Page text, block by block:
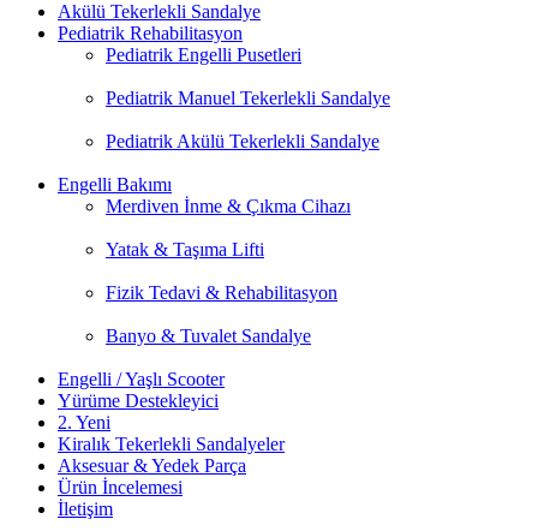
Akülü Tekerlekli Sandalye
Pediatrik Rehabilitasyon
Pediatrik Engelli Pusetleri
Pediatrik Manuel Tekerlekli Sandalye
Pediatrik Akülü Tekerlekli Sandalye
Engelli Bakımı
Merdiven İnme & Çıkma Cihazı
Yatak & Taşıma Lifti
Fizik Tedavi & Rehabilitasyon
Banyo & Tuvalet Sandalye
Engelli / Yaşlı Scooter
Yürüme Destekleyici
2. Yeni
Kiralık Tekerlekli Sandalyeler
Aksesuar & Yedek Parça
Ürün İncelemesi
İletişim